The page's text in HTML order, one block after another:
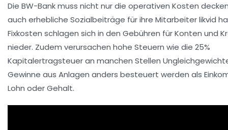
Die BW-Bank muss nicht nur die operativen Kosten
auch erhebliche Sozialbeiträge für ihre Mitarbeiter likvid
Fixkosten schlagen sich in den Gebühren für Konten und
nieder. Zudem verursachen hohe Steuern wie die 25%
Kapitalertragsteuer an manchen Stellen
Gewinne aus Anlagen anders besteuert werden als
Lohn oder Gehalt.